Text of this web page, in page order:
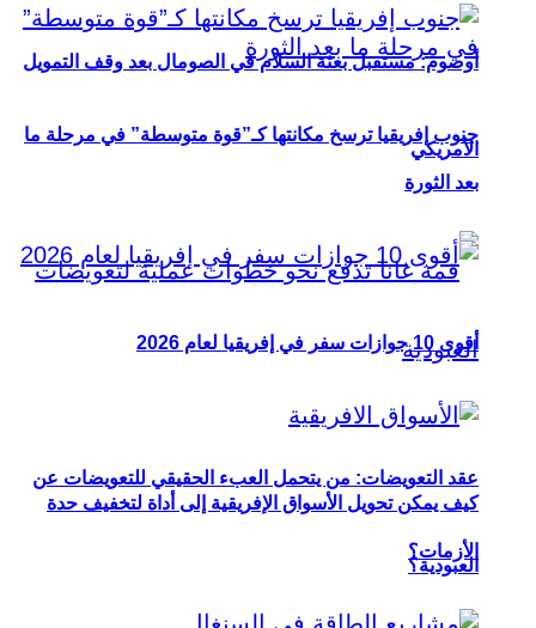
أوصوم: مستقبل بعثة السلام في الصومال بعد وقف التمويل
الأمريكي
عقد التعويضات: من يتحمل العبء الحقيقي للتعويضات عن
العبودية؟
جنوب إفريقيا ترسخ مكانتها كـ”قوة متوسطة” في مرحلة ما
بعد الثورة
أقوى 10 جوازات سفر في إفريقيا لعام 2026
كيف يمكن تحويل الأسواق الإفريقية إلى أداة لتخفيف حدة
الأزمات؟